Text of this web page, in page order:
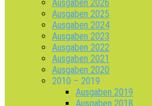
Ausgaben 2026
Ausgaben 2025
Ausgaben 2024
Ausgaben 2023
Ausgaben 2022
Ausgaben 2021
Ausgaben 2020
2010 – 2019
Ausgaben 2019
Ausgaben 2018